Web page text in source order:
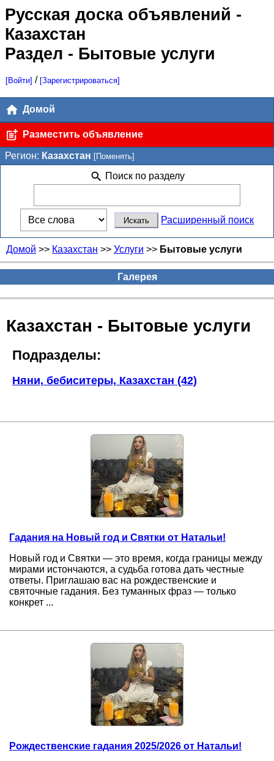
Русская доска объявлений -
Казахстан
Раздел - Бытовые услуги
[Войти] / [Зарегистрироваться]
Домой
Разместить объявление
Регион: Казахстан [Поменять]
Поиск по разделу
Расширенный поиск
Домой >> Казахстан >> Услуги >> Бытовые услуги
Галерея
Казахстан - Бытовые услуги
Подразделы:
Няни, бебиситеры, Казахстан (42)
Гадания на Новый год и Святки от Натальи!
Новый год и Святки — это время, когда границы между
мирами истончаются, а судьба готова дать честные
ответы. Приглашаю вас на рождественские и
святочные гадания. Без туманных фраз — только
конкрет ...
Рождественские гадания 2025/2026 от Натальи!